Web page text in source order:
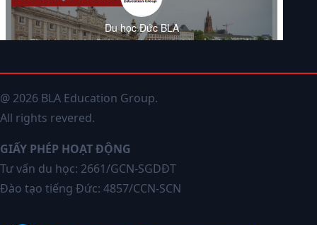
@ 2026 BLA Education Group.
All rights revered.
GIẤY PHÉP HOẠT ĐỘNG
Tư vấn du học: 2661/GCN-SGDĐT
Đào tạo tiếng Đức: 4857/CCN-SCN